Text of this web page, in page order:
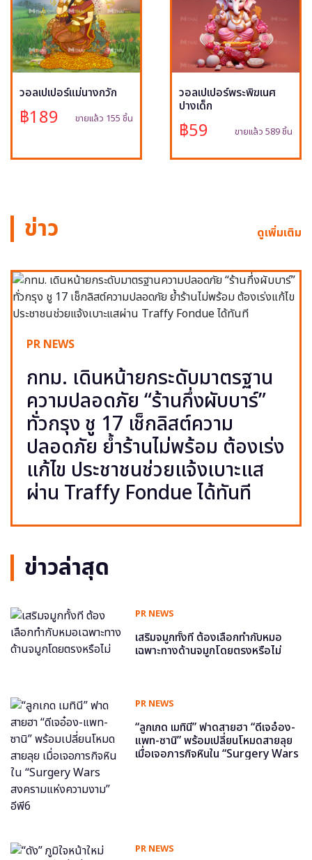
วอลเปเปอร์แม่นางกวัก
฿189 ขายแล้ว 155 ชิ้น
วอลเปเปอร์พระพิฆเนศ
ปางเด็ก
฿59 ขายแล้ว 589 ชิ้น
ข่าว ดูเพิ่มเติม
PR NEWS
กทม. เดินหน้ายกระดับมาตรฐาน
ความปลอดภัย “ร้านกึ่งผับบาร์”
ทั่วกรุง ชู 17 เช็กลิสต์ความ
ปลอดภัย ย้ำร้านไม่พร้อม ต้องเร่ง
แก้ไข ประชาชนช่วยแจ้งเบาะแส
ผ่าน Traffy Fondue ได้ทันที
ข่าวล่าสุด
PR NEWS
เสริมจมูกทั้งที ต้องเลือกทำกับหมอ
เฉพาะทางด้านจมูกโดยตรงหรือไม่
PR NEWS
“ลูกเกด เมทินี” ฟาดสายฮา “ดีเจอ๋อง-
แพท-ซานิ” พร้อมเปลี่ยนโหมดสายลุย
เมื่อเจอภารกิจหินใน “Surgery Wars
PR NEWS